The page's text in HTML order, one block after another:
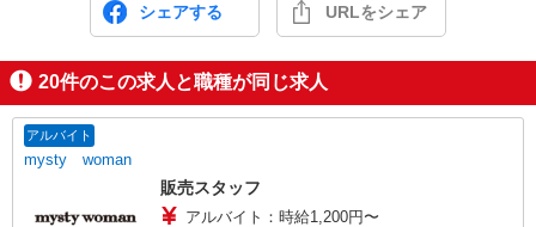
シェアする URLをシェア
20件のこの求人と職種が同じ求人
アルバイト
mysty woman
販売スタッフ
アルバイト：時給1,200円〜